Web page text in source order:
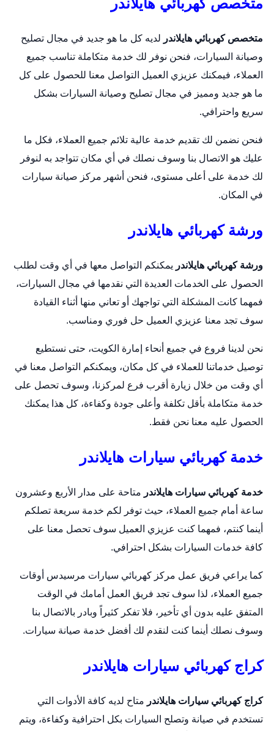
متخصص كهربائي هايلاندر
متخصص كهربائي هايلاندر لديه كل ما هو جديد في مجال تصليح
وصيانة السيارات، فنحن نوفر لك خدمة متكاملة تناسب جميع
العملاء، فيمكنك عزيزي العميل التواصل معنا للحصول على كل
ما هو جديد ومميز في مجال تصليح وصيانة السيارات بشكل
سريع واحترافي.
فنحن نضمن لك تقديم خدمة عالية تلائم جميع العملاء، فكل ما
عليك هو الاتصال بنا وسوف نصلك في أي مكان تتواجد به لنوفر
لك خدمة على أعلى مستوى، فنحن أشهر مركز صيانة سيارات
في المكان.
ورشة كهربائي هايلاندر
ورشة كهربائي هايلاندر يمكنكم التواصل معها في أي وقت لطلب
الحصول على الخدمات العديدة التي نقدمها في مجال السيارات،
فمهما كانت المشكلة التي تواجهك أو تعاني منها أثناء القيادة
سوف تجد معنا عزيزي العميل حل فوري ومناسب.
نحن لدينا فروع في جميع أنحاء إمارة الكويت، حتى نستطيع
توصيل خدماتنا للعملاء في كل مكان، ويمكنكم التواصل معنا في
أي وقت من خلال زيارة أقرب فرع لمركزنا، وسوف تحصل على
خدمة متكاملة بأقل تكلفة وأعلى جودة وكفاءة، كل هذا يمكنك
الحصول عليه معنا نحن فقط.
خدمة كهربائي سيارات هايلاندر
خدمة كهربائي سيارات هايلاندر متاحة على مدار الأربع وعشرون
ساعة أمام جميع العملاء، حيث توفر لكم خدمة سريعة تصلكم
أينما كنتم، فمهما كنت عزيزي العميل سوف تحصل معنا على
كافة خدمات السيارات بشكل احترافي.
كما يراعي فريق عمل مركز كهربائي سيارات مرسيدس أوقات
جميع العملاء، لذا سوف تجد فريق العمل أمامك في الوقت
المتفق عليه بدون أي تأخير، فلا تفكر كثيراً وبادر بالاتصال بنا
وسوف نصلك أينما كنت لنقدم لك أفضل خدمة صيانة سيارات.
كراج كهربائي سيارات هايلاندر
كراج كهربائي سيارات هايلاندر متاح لديه كافة الأدوات التي
تستخدم في صيانة وتصلح السيارات بكل احترافية وكفاءة، ويتم